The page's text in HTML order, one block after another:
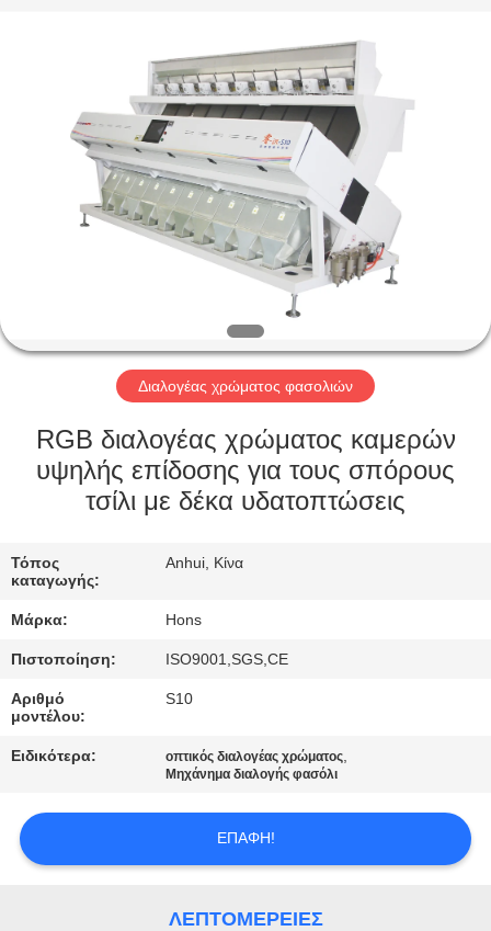
ΣΠΊΤΙ
ΠΡΟΪΌΝΤΑ
ΓΎΡΟΣ
ΕΡΓΟΣΤΑΣΊΩΝ
ΠΟΙΟΤΙΚΌΣ
ΈΛΕΓΧΟΣ
ΜΑΣ
ΕΛΆΤΕ
ΕΠΑΦΉ
ΜΕ
ΈΝΑ
ΑΠΌΣΠΑΣΜΑ
Διαλογέας χρώματος φασολιών
RGB διαλογέας χρώματος καμερών
υψηλής επίδοσης για τους σπόρους
τσίλι με δέκα υδατοπτώσεις
Τόπος
καταγωγής:
Anhui, Κίνα
Μάρκα: Hons
Πιστοποίηση: ISO9001,SGS,CE
Αριθμό
μοντέλου:
S10
Ειδικότερα: οπτικός διαλογέας χρώματος,
Μηχάνημα διαλογής φασόλι
ΕΠΑΦΉ!
ΛΕΠΤΟΜΈΡΕΙΕΣ